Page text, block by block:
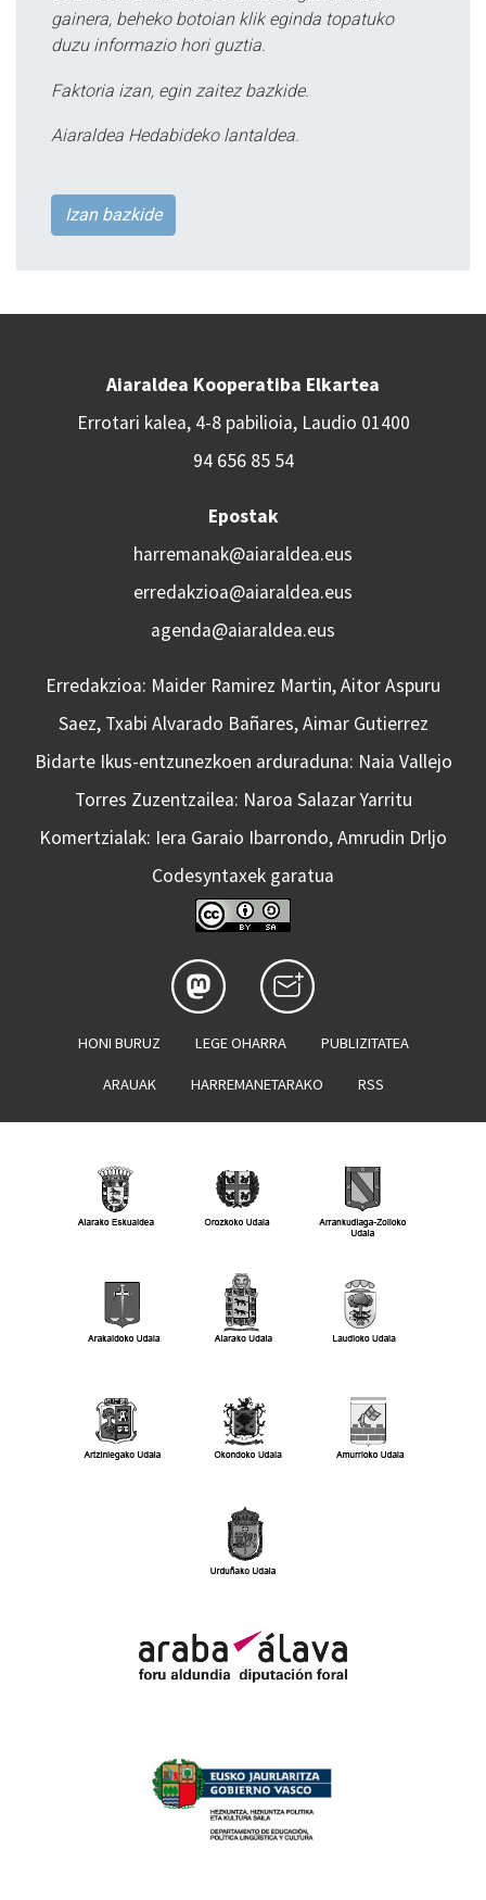
gainera, beheko botoian klik eginda topatuko
duzu informazio hori guztia.
Faktoria izan, egin zaitez bazkide.
Aiaraldea Hedabideko lantaldea.
Izan bazkide
Aiaraldea Kooperatiba Elkartea
Errotari kalea, 4-8 pabilioia, Laudio 01400
94 656 85 54
Epostak
harremanak@aiaraldea.eus
erredakzioa@aiaraldea.eus
agenda@aiaraldea.eus
Erredakzioa: Maider Ramirez Martin, Aitor Aspuru
Saez, Txabi Alvarado Bañares, Aimar Gutierrez
Bidarte Ikus-entzunezkoen arduraduna: Naia Vallejo
Torres Zuzentzailea: Naroa Salazar Yarritu
Komertzialak: Iera Garaio Ibarrondo, Amrudin Drljo
Codesyntaxek garatua
HONI BURUZ LEGE OHARRA PUBLIZITATEA
ARAUAK HARREMANETARAKO RSS